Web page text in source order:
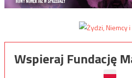
Wspieraj Fundację